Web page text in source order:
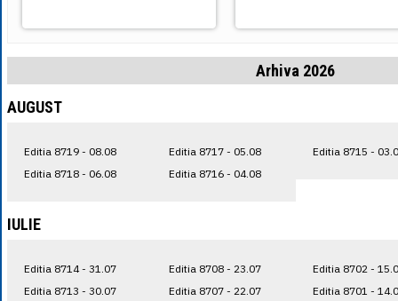
Arhiva 2026
AUGUST
Editia 8719 - 08.08
Editia 8718 - 06.08
Editia 8717 - 05.08
Editia 8716 - 04.08
Editia 8715 -
IULIE
Editia 8714 - 31.07
Editia 8713 - 30.07
Editia 8708 - 23.07
Editia 8707 - 22.07
Editia 8702 -
Editia 8701 -